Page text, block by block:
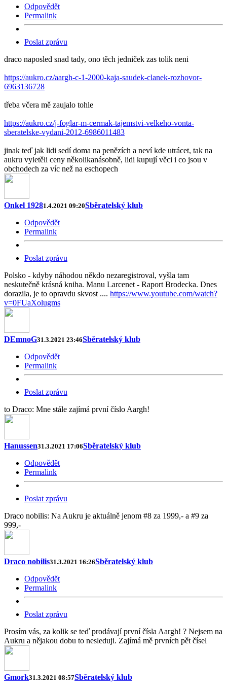
Odpovědět
Permalink
Poslat zprávu
draco naposled snad tady, ono těch jedniček zas tolik neni
https://aukro.cz/aargh-c-1-2000-kaja-saudek-clanek-rozhovor-
6963136728
třeba včera mě zaujalo tohle
https://aukro.cz/j-foglar-m-cermak-tajemstvi-velkeho-vonta-
sberatelske-vydani-2012-6986011483
jinak teď jak lidi sedí doma na penězích a neví kde utrácet, tak na
aukru vyletěli ceny několikanásobně, lidi kupují věci i co jsou v
obchodech za víc než na eschopech
Onkel 19281.4.2021 09:20Sběratelský klub
Odpovědět
Permalink
Poslat zprávu
Polsko - kdyby náhodou někdo nezaregistroval, vyšla tam
neskutečně krásná kniha. Manu Larcenet - Raport Brodecka. Dnes
dorazila, je to opravdu skvost .... https://www.youtube.com/watch?
v=0FUaXolugms
DEmnoG31.3.2021 23:46Sběratelský klub
Odpovědět
Permalink
Poslat zprávu
to Draco: Mne stále zajímá první číslo Aargh!
Hanussen31.3.2021 17:06Sběratelský klub
Odpovědět
Permalink
Poslat zprávu
Draco nobilis: Na Aukru je aktuálně jenom #8 za 1999,- a #9 za
999,-
Draco nobilis31.3.2021 16:26Sběratelský klub
Odpovědět
Permalink
Poslat zprávu
Prosím vás, za kolik se teď prodávají první čísla Aargh! ? Nejsem na
Aukru a nějakou dobu to nesleduji. Zajímá mě prvních pět čísel
Gmork31.3.2021 08:57Sběratelský klub